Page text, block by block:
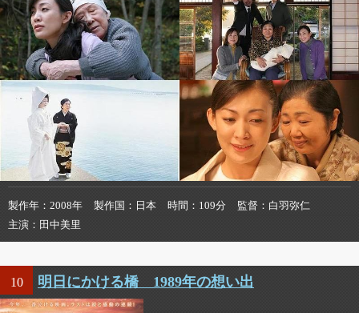
製作年 2008年 製作国 日本 時間 109分 監督
白羽弥仁
主演
田中美里
10 明日にかける橋 1989年の想い出